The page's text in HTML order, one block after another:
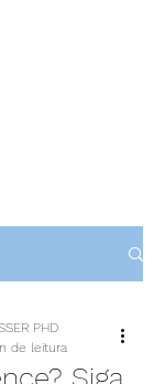
Siga
PHD
de leitura